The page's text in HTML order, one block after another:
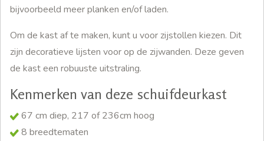
bijvoorbeeld meer planken en/of laden.
Om de kast af te maken, kunt u voor zijstollen kiezen. Dit
zijn decoratieve lijsten voor op de zijwanden. Deze geven
de kast een robuuste uitstraling.
Kenmerken van deze schuifdeurkast
67 cm diep, 217 of 236cm hoog
8 breedtematen